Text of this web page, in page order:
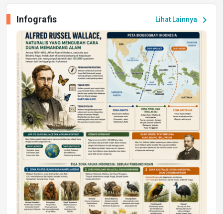
Peluang Kerja dan Magang
Jumat, 17 Jul 2026 22:30
DAERAH
Astra Motor Kalimantan Timur 2 Dukung
Mahasiswa Samarinda dalam Astra
Honda SDGs Future Leaders 2026
Jumat, 10 Jul 2026 19:01
Lihat Lainnya chevron_right
Infografis